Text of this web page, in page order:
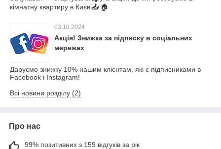
кімнатну квартиру в Києві📤 🏠
03.10.2024
Акція! Знижка за підписку в соціальних
мережах
Даруємо знижку 10% нашим клієнтам, які є підписниками в
Facebook і Instagram!
Всі новини розділу (2)
Про нас
99% позитивних з 159 відгуків за рік